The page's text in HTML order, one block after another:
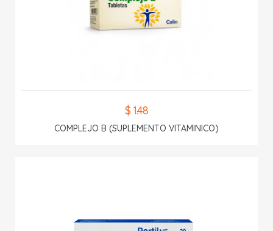
$ 1.48
COMPLEJO B (SUPLEMENTO VITAMINICO)